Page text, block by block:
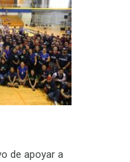
de apoyar a